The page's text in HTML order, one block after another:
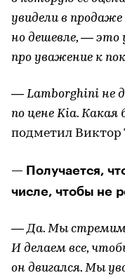
увидели в
но дешевле, — это
про уважение к
— Lamborghini не
по цене Kia.
подметил Виктор
— Получается,
числе, чтобы не
— Да. Мы
И делаем все,
он двигался. Мы